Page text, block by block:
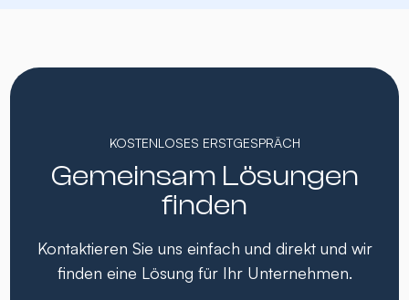
KOSTENLOSES ERSTGESPRÄCH
Gemeinsam Lösungen
finden
Kontaktieren Sie uns einfach und direkt und wir
finden eine Lösung für Ihr Unternehmen.